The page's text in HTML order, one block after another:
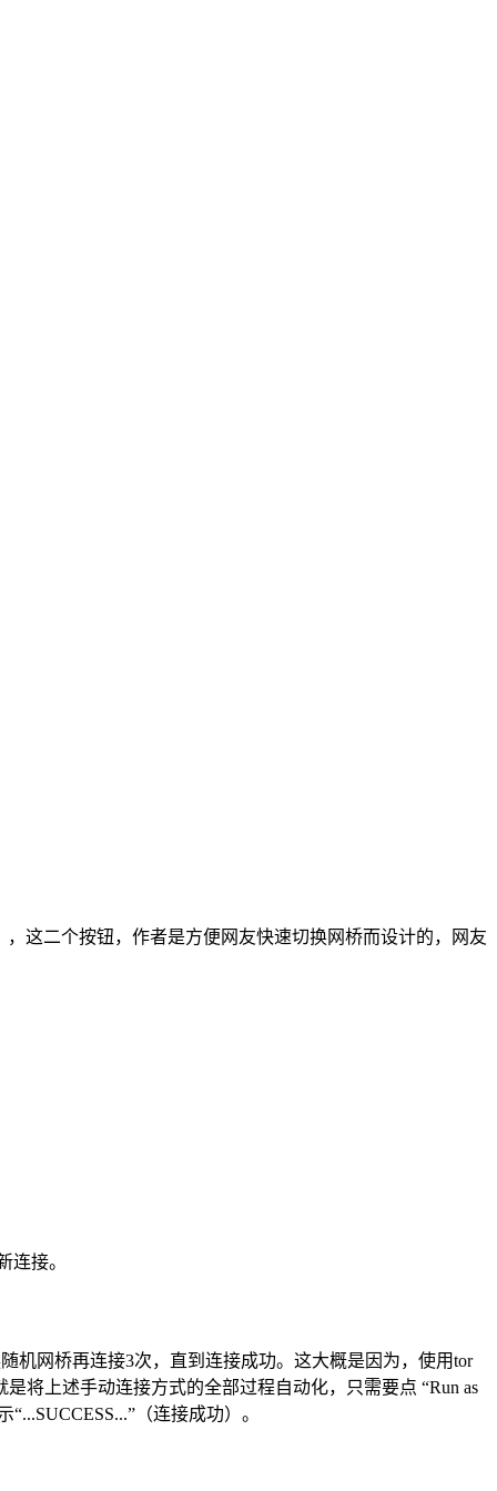
，这二个按钮，作者是方便网友快速切换网桥而设计的，网友
连接。
机网桥再连接3次，直到连接成功。这大概是因为，使用tor
将上述手动连接方式的全部过程自动化，只需要点 “Run as
（连接成功）。